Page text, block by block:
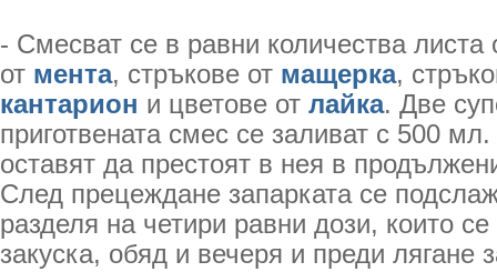
- Смесват се в равни количества листа
от мента, стръкове от мащерка,
кантарион и цветове от лайка. Две
приготвената смес се заливат с 500
оставят да престоят в нея в
След прецеждане запарката се
разделя на четири равни дози, които
закуска, обяд и вечеря и преди лягане